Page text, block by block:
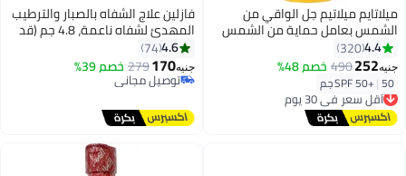
ميلاتايم ميلاتيم جل الواقي من
الشمس بعامل حماية من الشمس
50+ 50 جم4.4
320
جنيه252
490 خصم 48%
SPF 50+|50 جمأقل سعر في 30 يوم
توصيل مجاني
أقل سعر في 30 يوم
فازلين علاج الشفاه بالصبار والترطيب
المهدئ لشفاه ناعمة، 4.8 جم (قد
تختلف العبوه)
4.6
74
جنيه170
279 خصم 39%
توصيل مجاني
توصيل مجاني